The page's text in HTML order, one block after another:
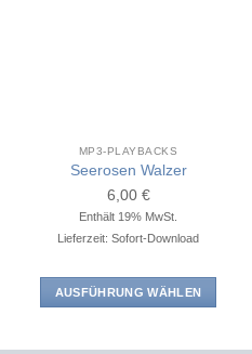
MP3-PLAYBACKS
Seerosen Walzer
6,00 €
Enthält 19% MwSt.
Lieferzeit: Sofort-Download
AUSFÜHRUNG WÄHLEN